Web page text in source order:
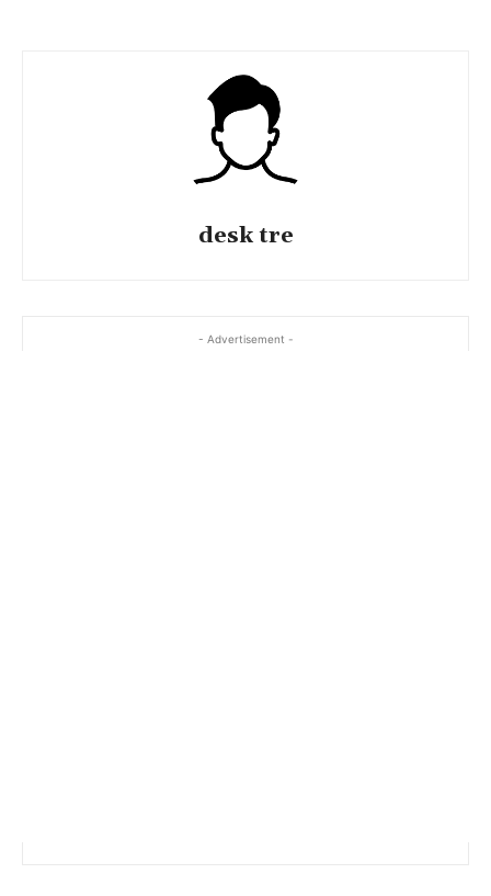
desk tre
- Advertisement -